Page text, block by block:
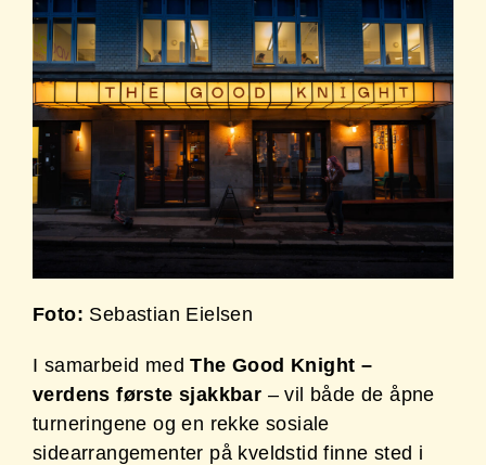
Foto: Sebastian Eielsen
I samarbeid medThe Good Knight –
verdens første sjakkbar – vil både de åpne
turneringene og en rekke sosiale
sidearrangementer på kveldstid finne sted i